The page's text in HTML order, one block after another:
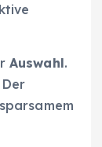
Auswahl.